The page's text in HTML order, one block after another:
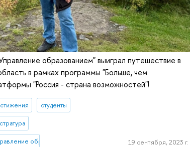
образованием" выиграл путешествие в
в рамках программы "Больше, чем
"Россия - страна возможностей"!
студенты
образованием» (Нижний Новгород)19 сентября, 2023 г.